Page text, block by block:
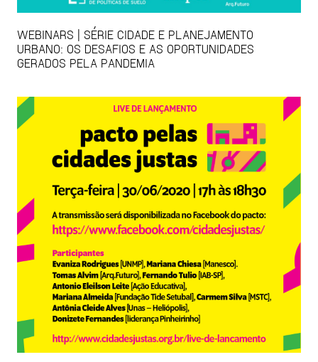
WEBINARS | SÉRIE CIDADE E PLANEJAMENTO
URBANO: OS DESAFIOS E AS OPORTUNIDADES
GERADOS PELA PANDEMIA